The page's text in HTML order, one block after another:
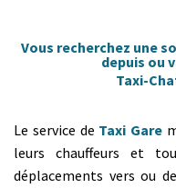
Vous recherchez une
depuis ou
Taxi-
Le service de Taxi Gare
leurs chauffeurs et
déplacements vers ou